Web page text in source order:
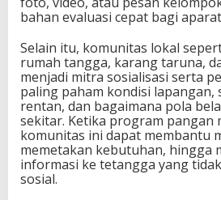
bahan evaluasi cepat bagi
Selain itu, komunitas lokal
rumah tangga, karang taruna,
menjadi mitra sosialisasi serta
paling paham kondisi lapangan,
rentan, dan bagaimana pola
sekitar. Ketika program pangan
komunitas ini dapat membantu
memetakan kebutuhan, hingga
informasi ke tetangga yang
sosial.